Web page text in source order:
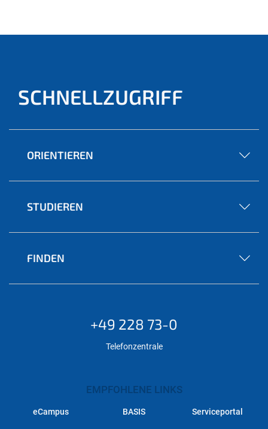
SCHNELLZUGRIFF
ORIENTIEREN
STUDIEREN
FINDEN
+49 228 73-0
Telefonzentrale
EMPFOHLENE LINKS
eCampus BASIS Serviceportal